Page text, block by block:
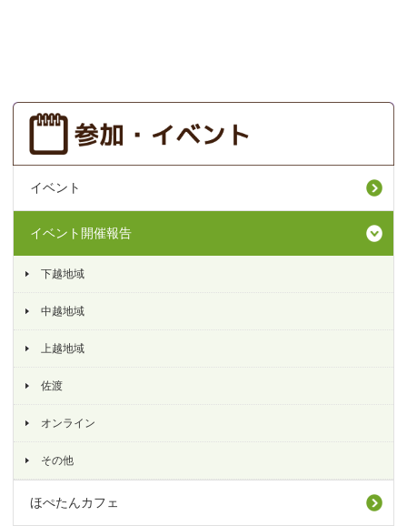
イベント
イベント開催報告
下越地域
中越地域
上越地域
佐渡
オンライン
その他
ほぺたんカフェ